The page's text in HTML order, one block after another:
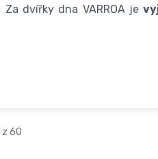
dvířky dna VARROA je
z 60